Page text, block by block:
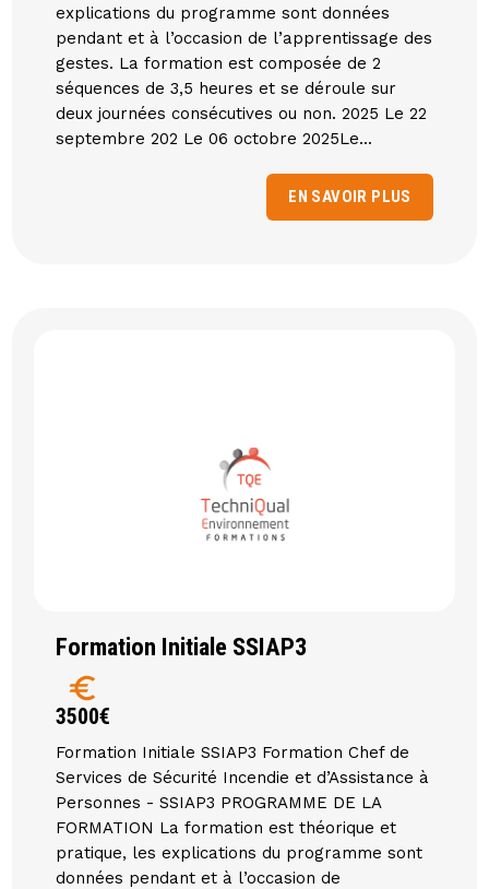
explications du programme sont données
pendant et à l’occasion de l’apprentissage des
gestes. La formation est composée de 2
séquences de 3,5 heures et se déroule sur
deux journées consécutives ou non. 2025 Le 22
septembre 202 Le 06 octobre 2025Le...
EN SAVOIR PLUS
Formation Initiale SSIAP3
euro
3500€
Formation Initiale SSIAP3 Formation Chef de
Services de Sécurité Incendie et d’Assistance à
Personnes - SSIAP3 PROGRAMME DE LA
FORMATION La formation est théorique et
pratique, les explications du programme sont
données pendant et à l’occasion de